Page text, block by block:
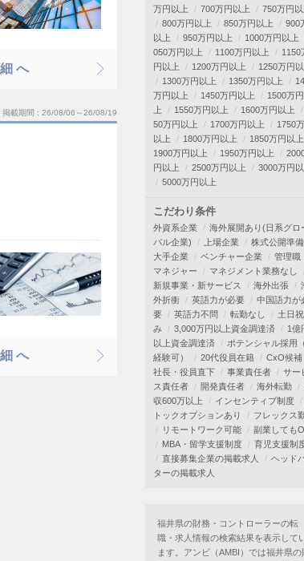
へ
掲載期間 26/08/06～26/08/19
へ
万円以上
700万円以上
750万円以
800万円以上
850万円以上
900
以上
950万円以上 1000万円以上
050万円以上
1100万円以上
1150
円以上
1200万円以上
1250万円
1300万円以上
1350万円以上
万円以上
1450万円以上
1500万
上
1550万円以上 1600万円以上
50万円以上
1700万円以上
1750
以上
1800万円以上
1850万円以上
1900万円以上
1950万円以上
円以上
2500万円以上
3000万円
5000万円以上
こだわり条件
外資系企業
海外展開あり(日系グロ
バル企業)
上場企業
株式公開準備
大手企業
ベンチャー企業
管理職
マネジャー
マネジメント業務なし
新規事業・新サービス
海外出張
外折衝
英語力が必要
中国語力が
要
英語力不問 転勤なし
土日
み
3,000万円以上資金調達済
1億
以上資金調達済
ポテンシャル採用
経験可）
20代役員在籍
CxO候補
社長・役員直下
事業責任者
サー
ス責任者
開発責任者 海外転勤
収600万以上
インセンティブ制度
トックオプションあり
フレックス
リモートワーク可能
副業しても
MBA・留学支援制度
育児支援制
直接募集企業の掲載求人
ヘッド
ターの掲載求人
福井県の財務・コントローラーの転
職・求人情報の検索結果を表示して
ます。アンビ（AMBI）では福井県の